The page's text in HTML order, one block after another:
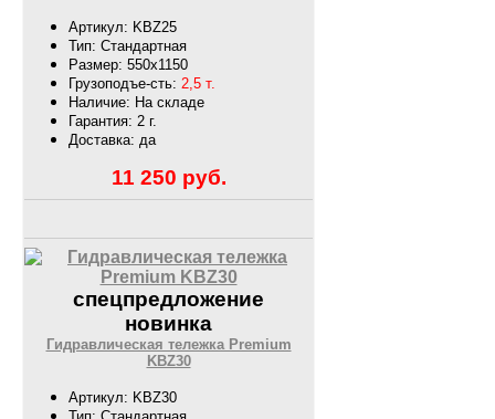
Артикул: KBZ25
Тип: Стандартная
Размер: 550х1150
Грузоподъе-сть: 2,5 т.
Наличие: На складе
Гарантия: 2 г.
Доставка: да
11 250 руб.
спецпредложение
новинка
Гидравлическая тележка Premium
KBZ30
Артикул: KBZ30